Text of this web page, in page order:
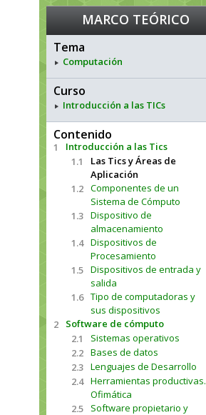
MARCO TEÓRICO
Tema
Computación
Curso
Introducción a las TICs
Contenido
1
Introducción a las Tics
1.1
Las Tics y Áreas de
Aplicación
1.2 Componentes de un
Sistema de Cómputo
1.3 Dispositivo de
almacenamiento
1.4 Dispositivos de
Procesamiento
1.5 Dispositivos de entrada y
salida
1.6 Tipo de computadoras y
sus dispositivos
2
Software de cómputo
2.1
Sistemas operativos
2.2 Bases de datos
2.3 Lenguajes de Desarrollo
2.4 Herramientas productivas.
Ofimática
2.5
Software propietario y